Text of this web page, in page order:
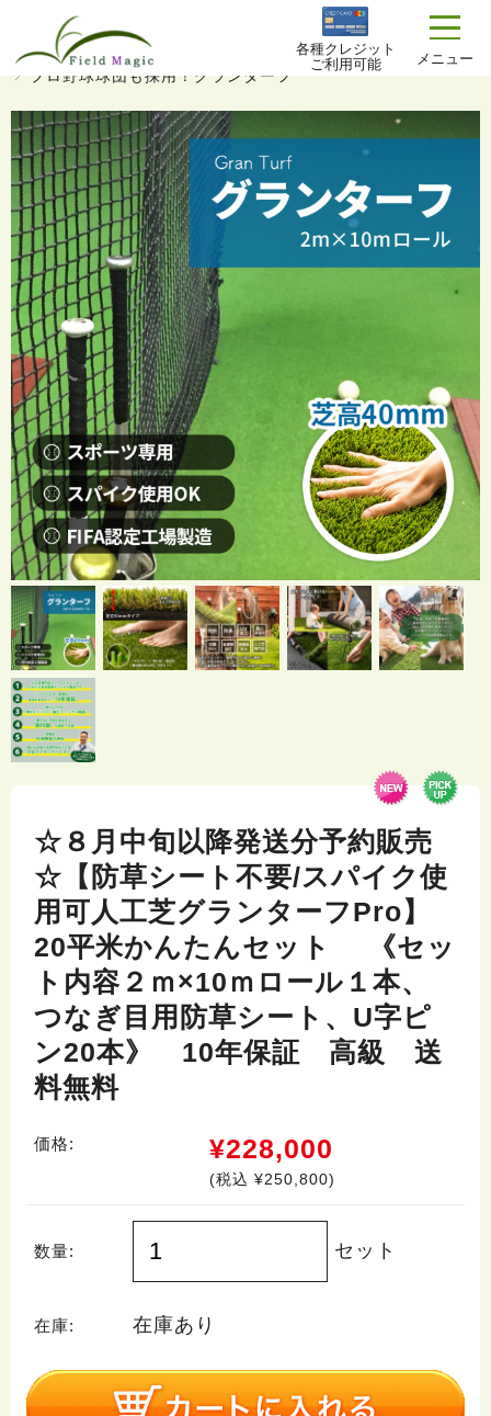
メニュー
各種クレジット
ご利用可能
TOP 商品一覧
プロが選ぶ リアル人工芝
プロ野球球団も採用！グランターフ
☆８月中旬以降発送分予約販売
☆【防草シート不要/スパイク使
用可人工芝グランターフPro】
20平米かんたんセット 《セッ
ト内容２ｍ×10ｍロール１本、
つなぎ目用防草シート、U字ピ
ン20本》 10年保証 高級 送
料無料
価格: ¥228,000
(税込 ¥250,800)
数量: セット
在庫: 在庫あり